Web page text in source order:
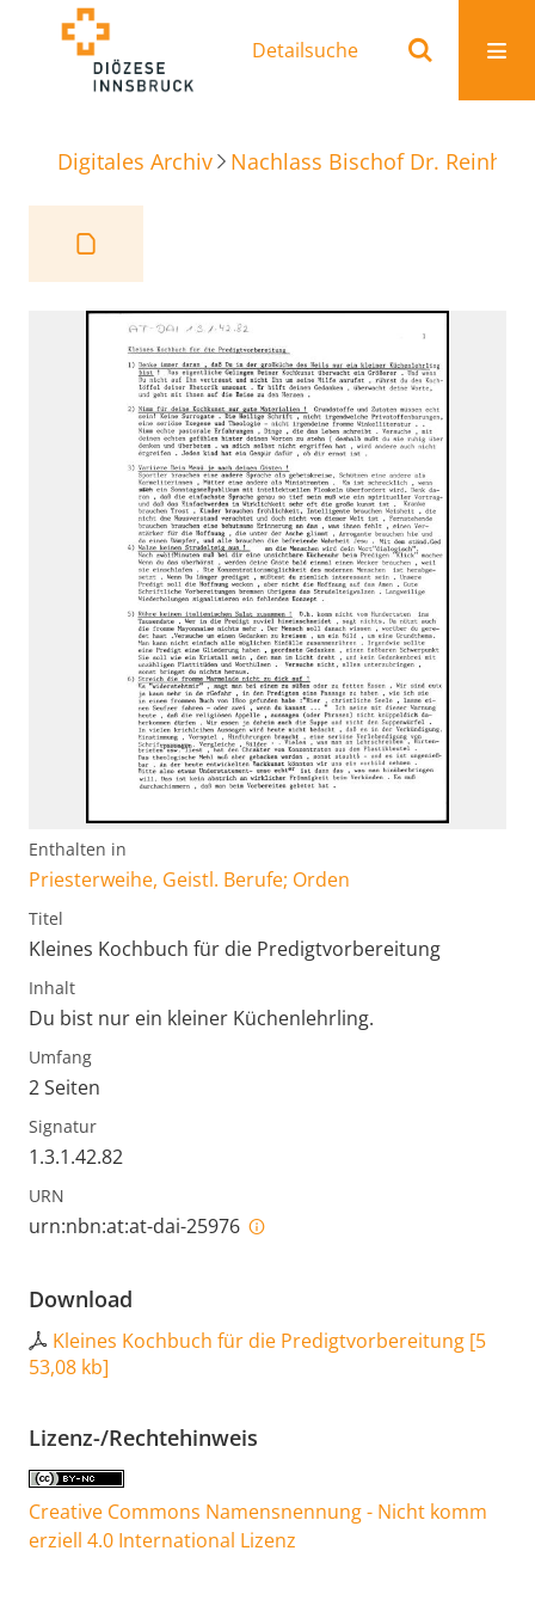
Detailsuche
Digitales Archiv Nachlass Bischof Dr.
Enthalten in
Priesterweihe, Geistl. Berufe; Orden
Titel
Kleines Kochbuch für die Predigtvorbereitung
Inhalt
Du bist nur ein kleiner Küchenlehrling.
Umfang
2 Seiten
Signatur
1.3.1.42.82
URN
urn:nbn:at:at-dai-25976
Download
Kleines Kochbuch für die Predigtvorbereitung [5
53,08 kb]
Lizenz-/Rechtehinweis
Creative Commons Namensnennung - Nicht komm
erziell 4.0 International Lizenz